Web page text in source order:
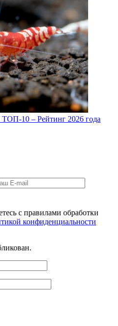
10 – Рейтинг 2026 года
с правилами обработки
конфиденциальности